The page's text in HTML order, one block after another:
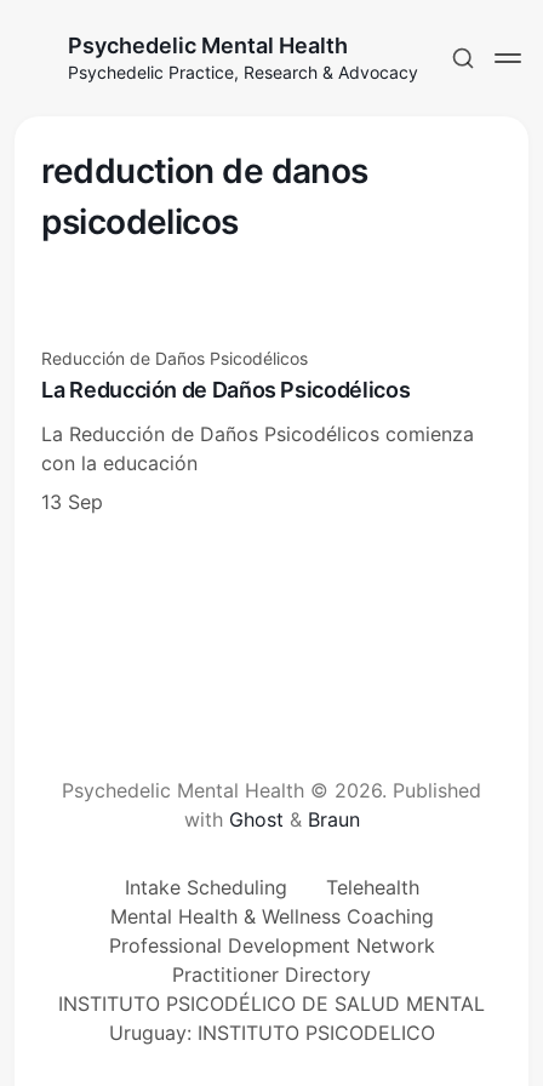
Psychedelic Mental Health
Psychedelic Practice, Research & Advocacy
redduction de danos
psicodelicos
Reducción de Daños Psicodélicos
La Reducción de Daños Psicodélicos
La Reducción de Daños Psicodélicos comienza
con la educación
13 Sep
Psychedelic Mental Health © 2026. Published
with Ghost & Braun
Intake Scheduling
Telehealth
Mental Health & Wellness Coaching
Professional Development Network
Practitioner Directory
INSTITUTO PSICODÉLICO DE SALUD MENTAL
Uruguay: INSTITUTO PSICODELICO